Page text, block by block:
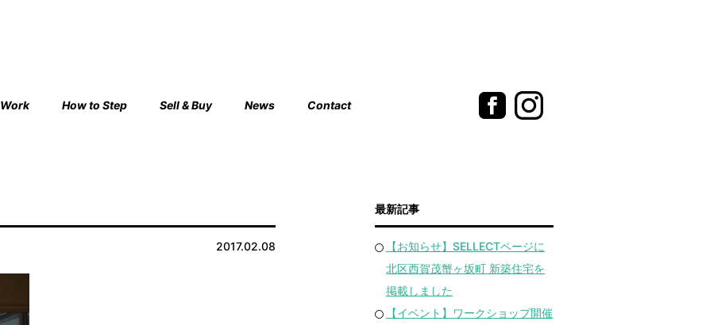
Work How to Step Sell & Buy News Contact
2017.02.08
最新記事
【お知らせ】SELLECTページに
北区西賀茂蟹ヶ坂町 新築住宅を
掲載しました
【イベント】ワークショップ開催